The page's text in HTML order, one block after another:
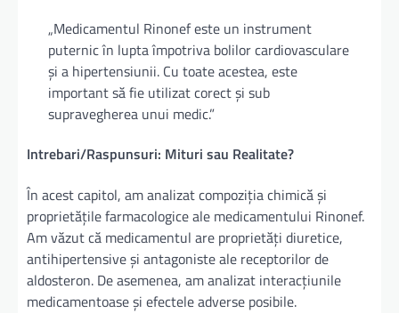
„Medicamentul Rinonef este un instrument
puternic în lupta împotriva bolilor cardiovasculare
și a hipertensiunii. Cu toate acestea, este
important să fie utilizat corect și sub
supravegherea unui medic.”
Intrebari/Raspunsuri: Mituri sau Realitate?
În acest capitol, am analizat compoziția chimică și
proprietățile farmacologice ale medicamentului Rinonef.
Am văzut că medicamentul are proprietăți diuretice,
antihipertensive și antagoniste ale receptorilor de
aldosteron. De asemenea, am analizat interacțiunile
medicamentoase și efectele adverse posibile.